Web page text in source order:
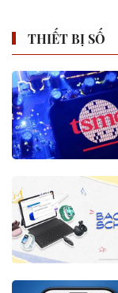
THIẾT BỊ SỐ